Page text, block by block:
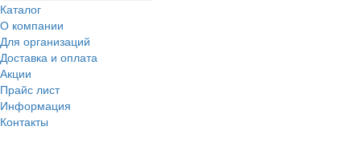
Каталог
О компании
Для организаций
Доставка и оплата
Акции
Прайс лист
Информация
Контакты